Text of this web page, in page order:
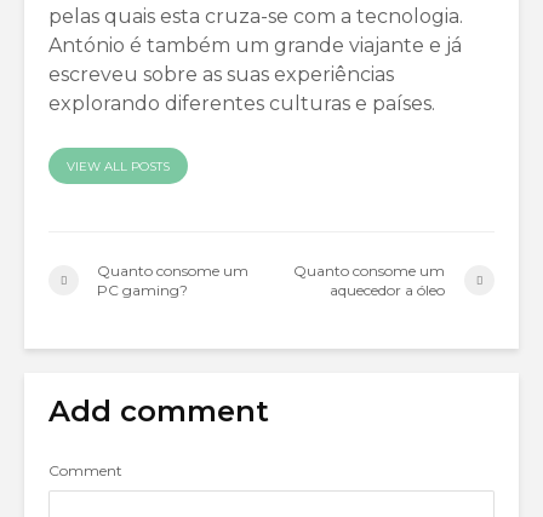
pelas quais esta cruza-se com a tecnologia.
António é também um grande viajante e já
escreveu sobre as suas experiências
explorando diferentes culturas e países.
VIEW ALL POSTS
Quanto consome um
PC gaming?
Quanto consome um
aquecedor a óleo
Add comment
Comment